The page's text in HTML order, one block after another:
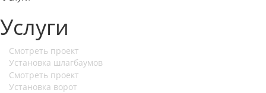
Услуги
Смотреть проект
Установка шлагбаумов
Смотреть проект
Установка ворот